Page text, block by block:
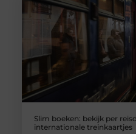
Slim boeken: bekijk per
internationale treinkaartjes